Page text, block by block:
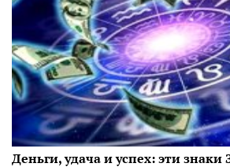
Деньги, удача и успех: эти знаки